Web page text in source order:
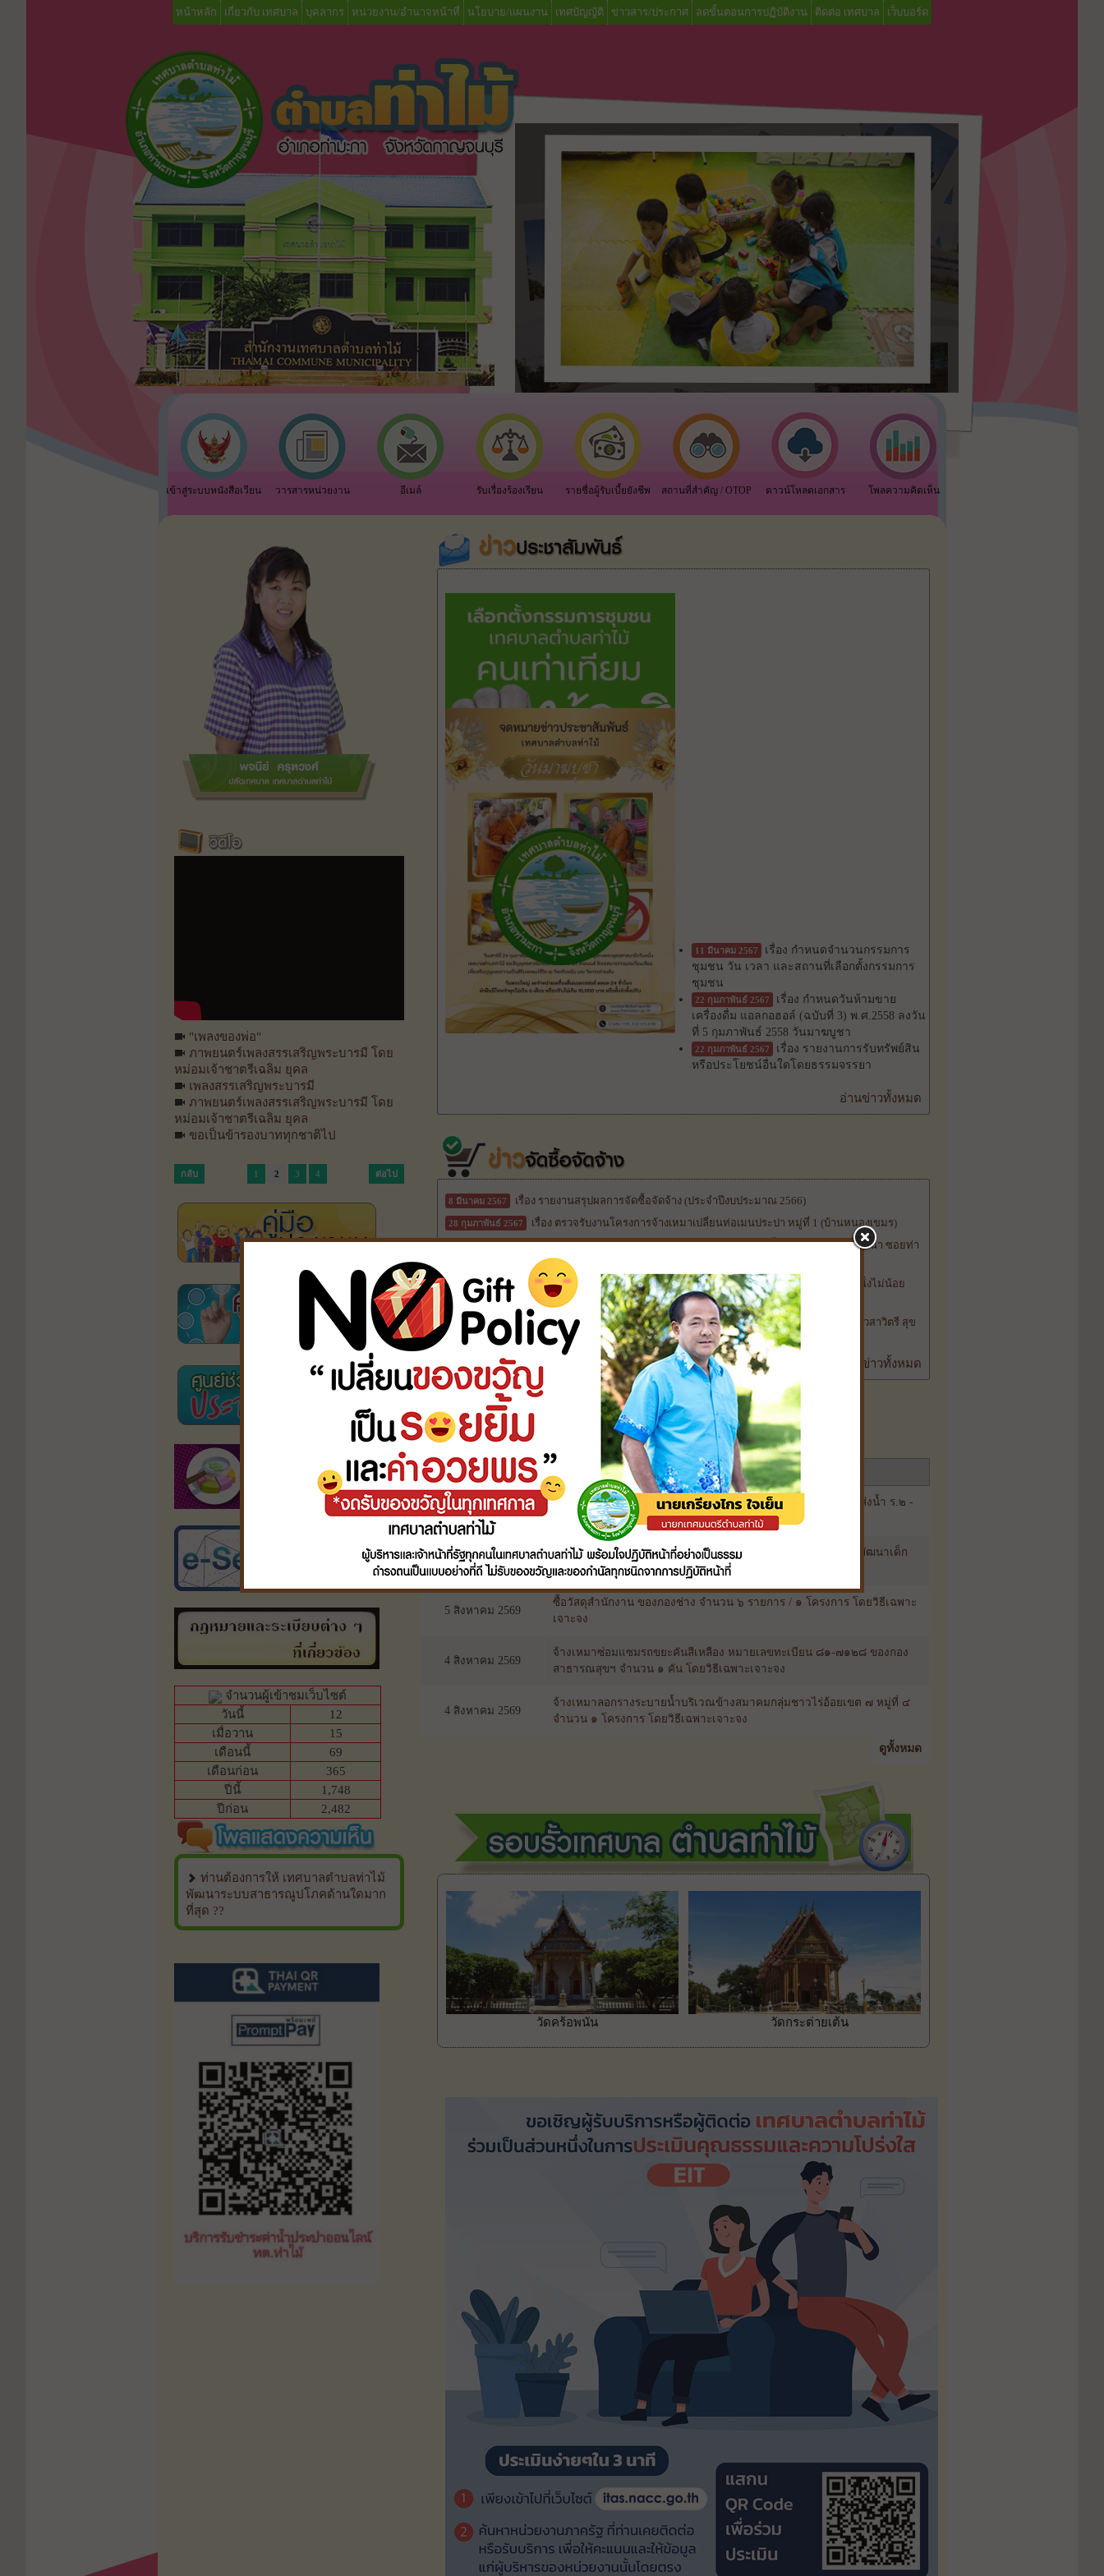
หน้าหลัก เกี่ยวกับ เทศบาล บุคลากร หน่วยงาน/อำนาจหน้าที่ นโยบาย/แผนงาน เทศบัญญัติ ข่าวสาร/ประกาศ ลดขั้นตอนการปฏิบัติงาน ติดต่อ เทศบาล เว็บบอร์ด
เข้าสู่ระบบหนังสือเวียน วารสารหน่วยงาน อีเมล์ รับเรื่องร้องเรียน รายชื่อผู้รับเบี้ยยังชีพ สถานที่สำคัญ / OTOP ดาวน์โหลดเอกสาร โพลความคิดเห็น
"เพลงของพ่อ"
ภาพยนตร์เพลงสรรเสริญพระบารมี โดย
หม่อมเจ้าชาตรีเฉลิม ยุคล
เพลงสรรเสริญพระบารมี
ภาพยนตร์เพลงสรรเสริญพระบารมี โดย
หม่อมเจ้าชาตรีเฉลิม ยุคล
ขอเป็นข้ารองบาททุกชาติไป
กลับ 1 2 3 4 ต่อไป
จำนวนผู้เข้าชมเว็บไซต์
วันนี้
12
เมื่อวาน
15
เดือนนี้
69
เดือนก่อน
365
ปีนี้
1,748
ปีก่อน
2,482
ท่านต้องการให้ เทศบาลตำบลท่าไม้
พัฒนาระบบสาธารณูปโภคด้านใดมาก
ที่สุด ??
11 มีนาคม 2567
เรื่อง กำหนดจำนวนกรรมการ
ชุมชน วัน เวลา และสถานที่เลือกตั้งกรรมการ
ชุมชน
22 กุมภาพันธ์ 2567
เรื่อง กำหนดวันห้ามขาย
เครื่องดื่ม แอลกอฮอล์ (ฉบับที่ 3) พ.ศ.2558 ลงวัน
ที่ 5 กุมภาพันธ์ 2558 วันมาฆบูชา
22 กุมภาพันธ์ 2567
เรื่อง รายงานการรับทรัพย์สิน
หรือประโยชน์อื่นใดโดยธรรมจรรยา
อ่านข่าวทั้งหมด
8 มีนาคม 2567 เรื่อง รายงานสรุปผลการจัดซื้อจัดจ้าง (ประจำปีงบประมาณ 2566)
28 กุมภาพันธ์ 2567 เรื่อง ตรวจรับงานโครงการจ้างเหมาเปลี่ยนท่อเมนประปา หมู่ที่ 1 (บ้านหนองเขมร)
23 กุมภาพันธ์ 2567
เรื่อง ราคากลางจ้างเหมาโครงการก่อสร้างรางระบายน้ำพร้อมวางท่อระบายน้ำ ซอยท่า
ไม้ 21 หมู่ที่ 6 จำนวน 1 โครงการ
21 กุมภาพันธ์ 2567
เรื่อง จ้างเหมารถยนต์โดยสารปรับอากาศ 2 ชั้น แบบไม่ประจำทางขนาดที่นั่งไม่น้อย
กว่า 40 ที่นั่ง จำนวน 3 คัน / 1 โครงการ
19 กุมภาพันธ์ 2567
เรื่อง จ้างเหมาโครงการก่อสร้างถนน คสล. หมู่ที่ 10 บริเวณซอยบ้านนางสาวสาวิตรี สุข
ศรี จำนวน 1 โครงการ
อ่านข่าวทั้งหมด
ระบบจัดซื้อจัดจ้างภาครัฐ EGP
วันที่ หัวข้อ
6 สิงหาคม 2569
จ้างเหมารถบรรทุกสิบล้อเพื่อขนวัชพืชและผักตบชวาบริเวณคลองส่งน้ำ ร.๒ -
๖ ช ท่าผา - บางแก้ว จำนวน ๑ งาน โดยวิธีเฉพาะเจาะจง
5 สิงหาคม 2569
ซื้อ วัสดุการศึกษา (ค่าจัดการเรียนการสอน(รายหัว)) สำหรับศูนย์พัฒนาเด็ก
เล็กเทศบาลตำบลท่าไม้ โดยวิธีเฉพาะเจาะจง
5 สิงหาคม 2569
ซื้อวัสดุสำนักงาน ของกองช่าง จำนวน ๖ รายการ / ๑ โครงการ โดยวิธีเฉพาะ
เจาะจง
4 สิงหาคม 2569
จ้างเหมาซ่อมแซมรถขยะคันสีเหลือง หมายเลขทะเบียน ๘๑-๗๑๒๘ ของกอง
สาธารณสุขฯ จำนวน ๑ คัน โดยวิธีเฉพาะเจาะจง
4 สิงหาคม 2569
จ้างเหมาลอกรางระบายน้ำบริเวณข้างสมาคมกลุ่มชาวไร่อ้อยเขต ๗ หมู่ที่ ๔
จำนวน ๑ โครงการ โดยวิธีเฉพาะเจาะจง
ดูทั้งหมด
วัดคร้อพนัน วัดกระต่ายเต้น